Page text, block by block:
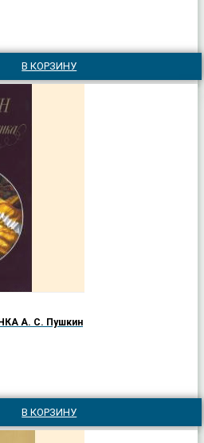
В КОРЗИНУ
БАРЫШНЯ-КРЕСТЬЯНКА А. С. Пушкин
В КОРЗИНУ